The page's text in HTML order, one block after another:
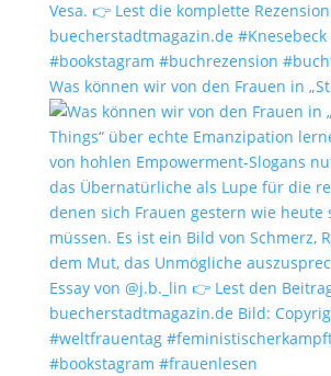
Was können wir von den Frauen in